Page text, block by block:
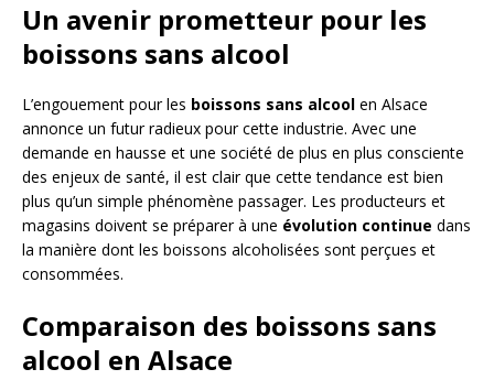
Un avenir prometteur pour les
boissons sans alcool
L’engouement pour les boissons sans alcool en Alsace
annonce un futur radieux pour cette industrie. Avec une
demande en hausse et une société de plus en plus consciente
des enjeux de santé, il est clair que cette tendance est bien
plus qu’un simple phénomène passager. Les producteurs et
magasins doivent se préparer à une évolution continue dans
la manière dont les boissons alcoholisées sont perçues et
consommées.
Comparaison des boissons sans
alcool en Alsace